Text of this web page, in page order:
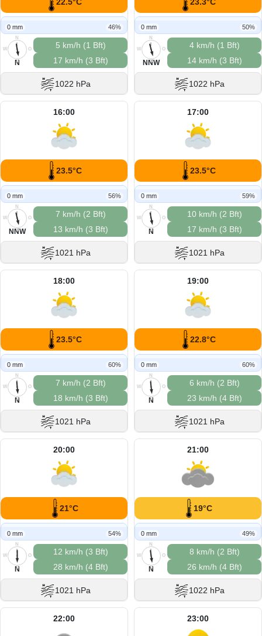
0 mm 46%
N
O
S
W
N
5 km/h (1 Bft)
17 km/h (3 Bft)
1022 hPa
0 mm 50%
N
O
S
W
NNW
4 km/h (1 Bft)
14 km/h (3 Bft)
1022 hPa
16:00
23.5°C
0 mm 56%
N
O
S
W
NNW
7 km/h (2 Bft)
13 km/h (3 Bft)
1021 hPa
17:00
23.5°C
0 mm 59%
N
O
S
W
N
10 km/h (2 Bft)
17 km/h (3 Bft)
1021 hPa
18:00
23.5°C
0 mm 60%
N
O
S
W
N
7 km/h (2 Bft)
18 km/h (3 Bft)
1021 hPa
19:00
22.8°C
0 mm 60%
N
O
S
W
N
6 km/h (2 Bft)
23 km/h (4 Bft)
1021 hPa
20:00
21°C
0 mm 54%
N
O
S
W
N
12 km/h (3 Bft)
28 km/h (4 Bft)
1021 hPa
21:00
19°C
0 mm 49%
N
O
S
W
N
8 km/h (2 Bft)
26 km/h (4 Bft)
1022 hPa
22:00 23:00